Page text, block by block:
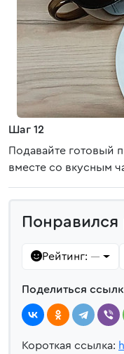
Шаг 12
Подавайте готовый
вместе со вкусным
Понравился
Рейтинг: —
Поделиться
Короткая ссылка: